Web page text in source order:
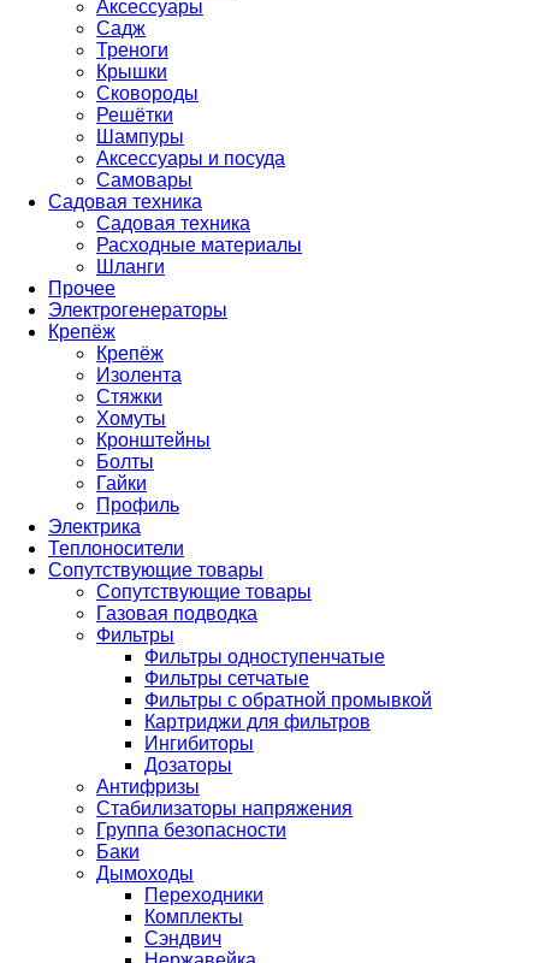
Аксессуары
Садж
Треноги
Крышки
Сковороды
Решётки
Шампуры
Аксессуары и посуда
Самовары
Садовая техника
Садовая техника
Расходные материалы
Шланги
Прочее
Электрогенераторы
Крепёж
Крепёж
Изолента
Стяжки
Хомуты
Кронштейны
Болты
Гайки
Профиль
Электрика
Теплоносители
Сопутствующие товары
Сопутствующие товары
Газовая подводка
Фильтры
Фильтры одноступенчатые
Фильтры сетчатые
Фильтры с обратной промывкой
Картриджи для фильтров
Ингибиторы
Дозаторы
Антифризы
Стабилизаторы напряжения
Группа безопасности
Баки
Дымоходы
Переходники
Комплекты
Сэндвич